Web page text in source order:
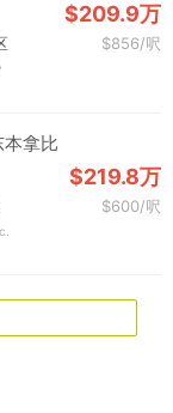
$209.9万
$856/呎
本拿比
$219.8万
$600/呎